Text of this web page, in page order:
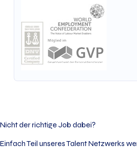
Nicht der richtige Job dabei?
Einfach Teil unseres Talent Netzwerks